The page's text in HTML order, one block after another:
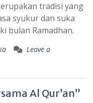
tradisi yang
syukur dan suka
bulan Ramadhan.
Leave a
Al Qur’an”